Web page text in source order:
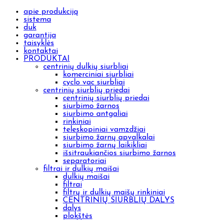
apie produkciją
sistema
duk
garantija
taisyklės
kontaktai
PRODUKTAI
centrinių dulkių siurbliai
komerciniai siurbliai
cyclo vac siurbliai
centrinių siurblių priedai
centrinių siurblių priedai
siurbimo žarnos
siurbimo antgaliai
rinkiniai
teleskopiniai vamzdžiai
siurbimo žarnų apvalkalai
siurbimo žarnų laikikliai
išsitraukiančios siurbimo žarnos
separatoriai
filtrai ir dulkių maišai
dulkių maišai
filtrai
filtrų ir dulkių maišų rinkiniai
CENTRINIŲ SIURBLIŲ DALYS
dalys
plokštės